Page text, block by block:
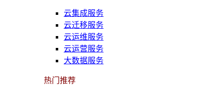
云集成服务
云迁移服务
云运维服务
云运营服务
大数据服务
热门推荐